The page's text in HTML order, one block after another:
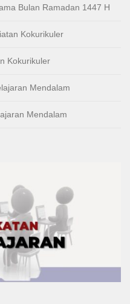
Bulan Ramadan 1447 H
Kokurikuler
Kokurikuler
Mendalam
Mendalam